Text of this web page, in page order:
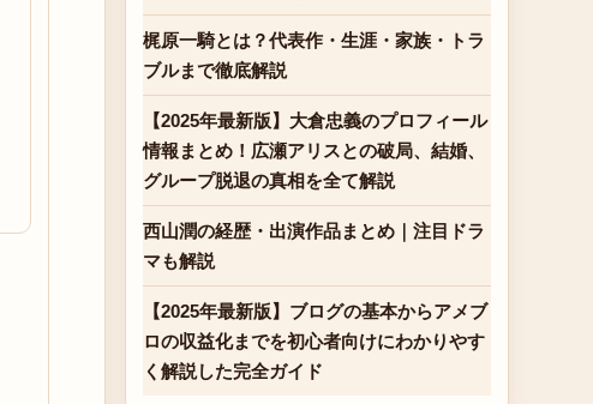
梶原一騎とは？代表作・生涯・家族・トラ
ブルまで徹底解説
【2025年最新版】大倉忠義のプロフィール
情報まとめ！広瀬アリスとの破局、結婚、
グループ脱退の真相を全て解説
西山潤の経歴・出演作品まとめ｜注目ドラ
マも解説
【2025年最新版】ブログの基本からアメブ
ロの収益化までを初心者向けにわかりやす
く解説した完全ガイド